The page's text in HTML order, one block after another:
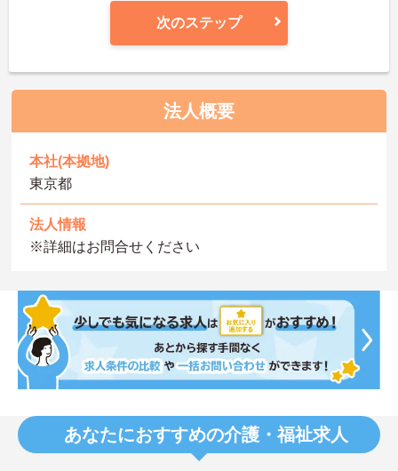
次のステップ
法人概要
本社(本拠地)
東京都
法人情報
※詳細はお問合せください
あなたにおすすめの介護・福祉求人